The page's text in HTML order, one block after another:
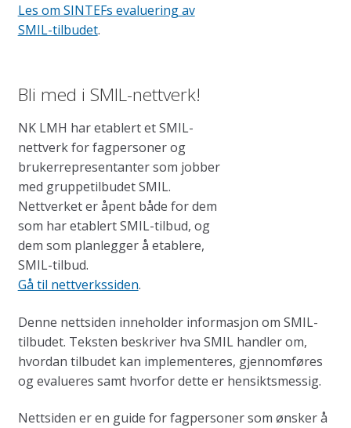
Les om SINTEFs evaluering av
SMIL-tilbudet.
Bli med i SMIL-nettverk!
NK LMH har etablert et SMIL-
nettverk for fagpersoner og
brukerrepresentanter som jobber
med gruppetilbudet SMIL.
Nettverket er åpent både for dem
som har etablert SMIL-tilbud, og
dem som planlegger å etablere,
SMIL-tilbud.
Gå til nettverkssiden.
Denne nettsiden inneholder informasjon om SMIL-
tilbudet. Teksten beskriver hva SMIL handler om,
hvordan tilbudet kan implementeres, gjennomføres
og evalueres samt hvorfor dette er hensiktsmessig.
Nettsiden er en guide for fagpersoner som ønsker å